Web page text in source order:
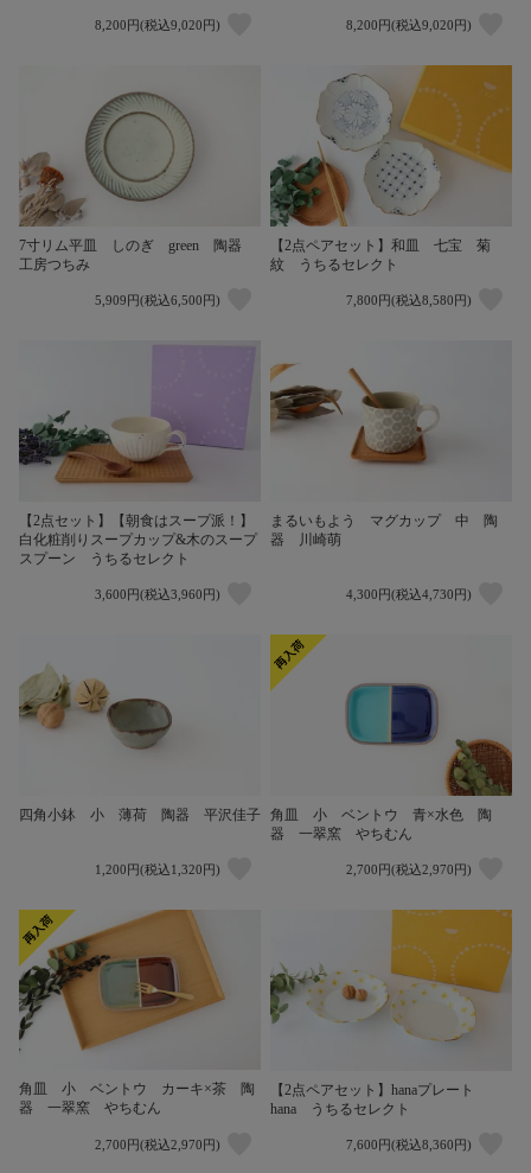
8,200円(税込9,020円) 8,200円(税込9,020円)
7寸リム平皿 しのぎ green 陶器
工房つちみ
5,909円(税込6,500円)
【2点ペアセット】和皿 七宝 菊
紋 うちるセレクト
7,800円(税込8,580円)
【2点セット】【朝食はスープ派！】
白化粧削りスープカップ&木のスープ
スプーン うちるセレクト
3,600円(税込3,960円)
まるいもよう マグカップ 中 陶
器 川崎萌
4,300円(税込4,730円)
四角小鉢 小 薄荷 陶器 平沢佳子
1,200円(税込1,320円)
角皿 小 ベントウ 青×水色 陶
器 一翠窯 やちむん
2,700円(税込2,970円)
角皿 小 ベントウ カーキ×茶 陶
器 一翠窯 やちむん
2,700円(税込2,970円)
【2点ペアセット】hanaプレート
hana うちるセレクト
7,600円(税込8,360円)